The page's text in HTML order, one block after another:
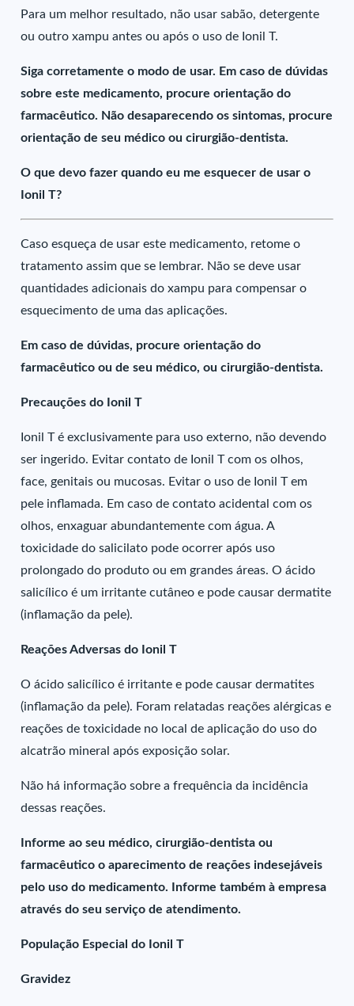
Para um melhor resultado, não usar sabão, detergente
ou outro xampu antes ou após o uso de Ionil T.
Siga corretamente o modo de usar. Em caso de dúvidas
sobre este medicamento, procure orientação do
farmacêutico. Não desaparecendo os sintomas, procure
orientação de seu médico ou cirurgião-dentista.
O que devo fazer quando eu me esquecer de usar o
Ionil T?
Caso esqueça de usar este medicamento, retome o
tratamento assim que se lembrar. Não se deve usar
quantidades adicionais do xampu para compensar o
esquecimento de uma das aplicações.
Em caso de dúvidas, procure orientação do
farmacêutico ou de seu médico, ou cirurgião-dentista.
Precauções do Ionil T
Ionil T é exclusivamente para uso externo, não devendo
ser ingerido. Evitar contato de Ionil T com os olhos,
face, genitais ou mucosas. Evitar o uso de Ionil T em
pele inflamada. Em caso de contato acidental com os
olhos, enxaguar abundantemente com água. A
toxicidade do salicilato pode ocorrer após uso
prolongado do produto ou em grandes áreas. O ácido
salicílico é um irritante cutâneo e pode causar dermatite
(inflamação da pele).
Reações Adversas do Ionil T
O ácido salicílico é irritante e pode causar dermatites
(inflamação da pele). Foram relatadas reações alérgicas e
reações de toxicidade no local de aplicação do uso do
alcatrão mineral após exposição solar.
Não há informação sobre a frequência da incidência
dessas reações.
Informe ao seu médico, cirurgião-dentista ou
farmacêutico o aparecimento de reações indesejáveis
pelo uso do medicamento. Informe também à empresa
através do seu serviço de atendimento.
População Especial do Ionil T
Gravidez